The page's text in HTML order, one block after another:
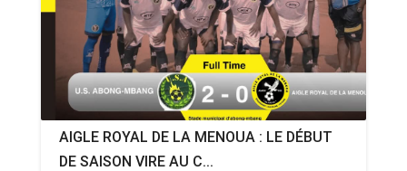
AIGLE ROYAL DE LA MENOUA : LE DÉBUT
DE SAISON VIRE AU C...